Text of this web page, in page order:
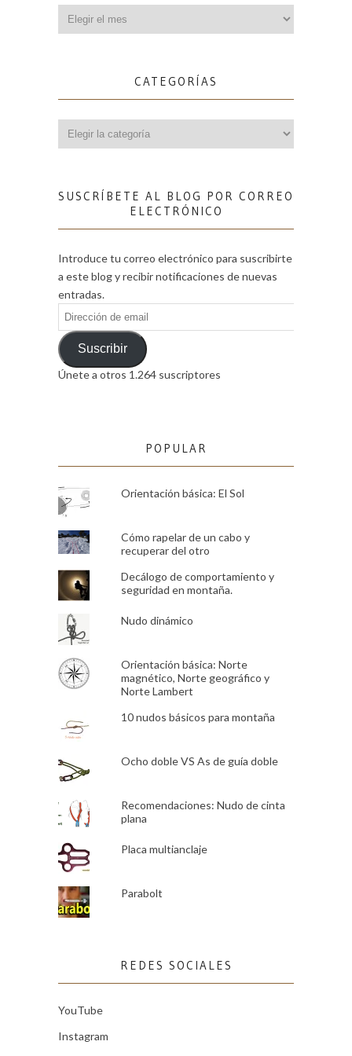
CATEGORÍAS
SUSCRÍBETE AL BLOG POR CORREO
ELECTRÓNICO
Introduce tu correo electrónico para suscribirte
a este blog y recibir notificaciones de nuevas
entradas.
Dirección
de
emailSuscribir
Únete a otros 1.264 suscriptores
POPULAR
Orientación básica: El Sol
Cómo rapelar de un cabo y
recuperar del otro
Decálogo de comportamiento y
seguridad en montaña.
Nudo dinámico
Orientación básica: Norte
magnético, Norte geográfico y
Norte Lambert
10 nudos básicos para montaña
Ocho doble VS As de guía doble
Recomendaciones: Nudo de cinta
plana
Placa multianclaje
Parabolt
REDES SOCIALES
YouTube
Instagram